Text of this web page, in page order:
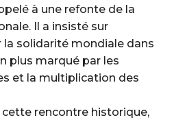
à une refonte de la
Il a insisté sur
la solidarité mondiale dans
plus marqué par les
et la multiplication des
rencontre historique,